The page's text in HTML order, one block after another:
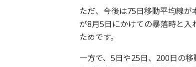
ただ、今後は75日移動平均線
が8月5日にかけての暴落時と
ためです。
一方で、5日や25日、200日の